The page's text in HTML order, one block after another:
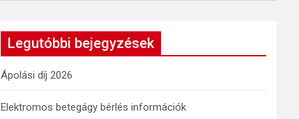
a
h
Legutóbbi bejegyzések
Ápolási díj 2026
Elektromos betegágy bérlés információk